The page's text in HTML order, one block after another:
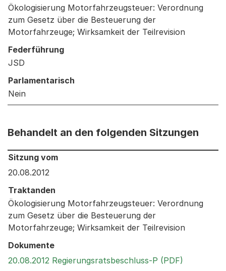
Ökologisierung Motorfahrzeugsteuer: Verordnung
zum Gesetz über die Besteuerung der
Motorfahrzeuge; Wirksamkeit der Teilrevision
Federführung
JSD
Parlamentarisch
Nein
Behandelt an den folgenden Sitzungen
Behandelt an den folgenden Sitzungen: Informationen
Sitzung vom
20.08.2012
Traktanden
Ökologisierung Motorfahrzeugsteuer: Verordnung
zum Gesetz über die Besteuerung der
Motorfahrzeuge; Wirksamkeit der Teilrevision
Dokumente
20.08.2012 Regierungsratsbeschluss-P (PDF)